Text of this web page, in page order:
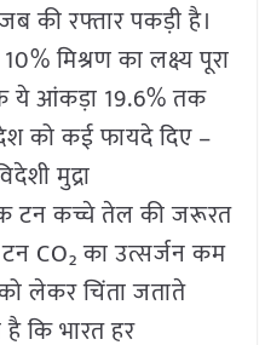
की रफ्तार पकड़ी है।
मिश्रण का लक्ष्य पूरा
ये आंकड़ा 19.6% तक
को कई फायदे दिए –
मुद्रा
टन कच्चे तेल की जरूरत
CO₂ का उत्सर्जन कम
लेकर चिंता जताते
कि भारत हर